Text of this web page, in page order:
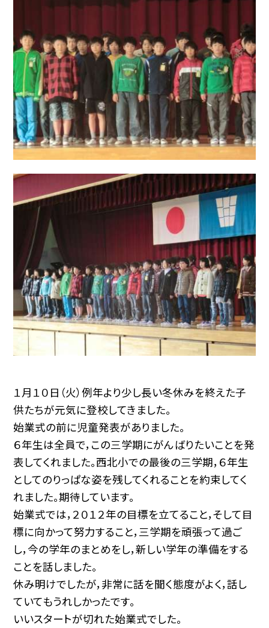
１月１０日（火）例年より少し長い冬休みを終えた子
供たちが元気に登校してきました。
始業式の前に児童発表がありました。
６年生は全員で，この三学期にがんばりたいことを発
表してくれました。西北小での最後の三学期，６年生
としてのりっぱな姿を残してくれることを約束してく
れました。期待しています。
始業式では，２０１２年の目標を立てること，そして目
標に向かって努力すること，三学期を頑張って過ご
し，今の学年のまとめをし，新しい学年の準備をする
ことを話しました。
休み明けでしたが，非常に話を聞く態度がよく，話し
ていてもうれしかったです。
いいスタートが切れた始業式でした。